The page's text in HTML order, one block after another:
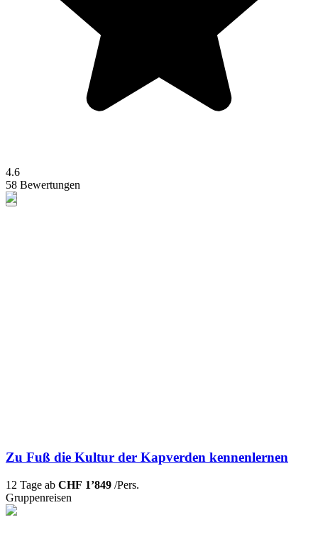
4.6
58 Bewertungen
Zu Fuß die Kultur der Kapverden kennenlernen
12 Tage ab CHF 1’849 /Pers.
Gruppenreisen